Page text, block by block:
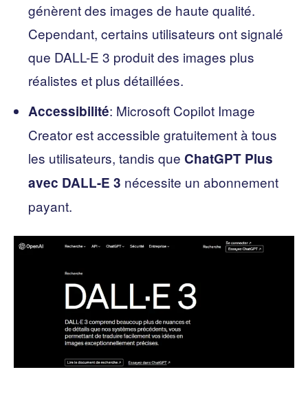
génèrent des images de haute qualité.
Cependant, certains utilisateurs ont signalé
que DALL-E 3 produit des images plus
réalistes et plus détaillées.
Accessibilité: Microsoft Copilot Image
Creator est accessible gratuitement à tous
les utilisateurs, tandis que ChatGPT Plus
avec DALL-E 3 nécessite un abonnement
payant.